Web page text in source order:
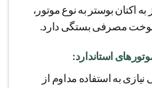
به اکتان بوستر به نوع موتور،
مصرفی بستگی دارد.
استاندارد:
به استفاده مداوم از